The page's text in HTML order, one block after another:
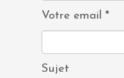
Votre email *
Sujet